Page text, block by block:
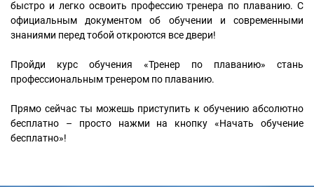
быстро и легко освоить профессию тренера по плаванию. С
официальным документом об обучении и современными
знаниями перед тобой откроются все двери!
Пройди курс обучения «Тренер по плаванию» стань
профессиональным тренером по плаванию.
Прямо сейчас ты можешь приступить к обучению абсолютно
бесплатно – просто нажми на кнопку «Начать обучение
бесплатно»!